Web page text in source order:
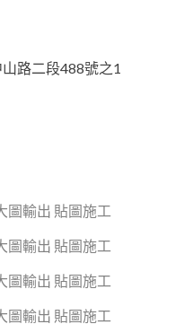
路二段488號之1
圖輸出 貼圖施工
圖輸出 貼圖施工
圖輸出 貼圖施工
圖輸出 貼圖施工